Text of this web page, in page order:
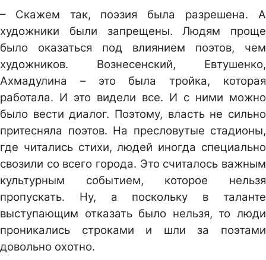
– Скажем так, поэзия была разрешена. А
художники были запрещены. Людям проще
было оказаться под влиянием поэтов, чем
художников. Вознесенский, Евтушенко,
Ахмадулина – это была тройка, которая
работала. И это видели все. И с ними можно
было вести диалог. Поэтому, власть не сильно
притесняла поэтов. На пресловутые стадионы,
где читались стихи, людей иногда специально
свозили со всего города. Это считалось важным
культурным событием, которое нельзя
пропускать. Ну, а поскольку в таланте
выступающим отказать было нельзя, то люди
проникались строками и шли за поэтами
довольно охотно.